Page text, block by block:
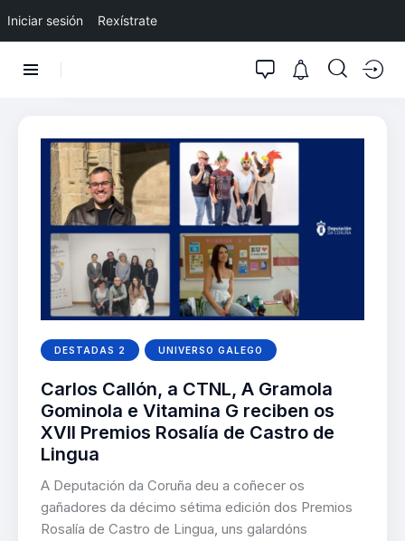
Iniciar sesión Rexístrate
DESTADAS 2 UNIVERSO GALEGO
Carlos Callón, a CTNL, A Gramola
Gominola e Vitamina G reciben os
XVII Premios Rosalía de Castro de
Lingua
A Deputación da Coruña deu a coñecer os
gañadores da décimo sétima edición dos Premios
Rosalía de Castro de Lingua, uns galardóns